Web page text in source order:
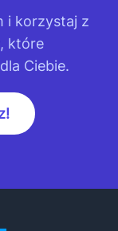
i korzystaj z
które
Ciebie.